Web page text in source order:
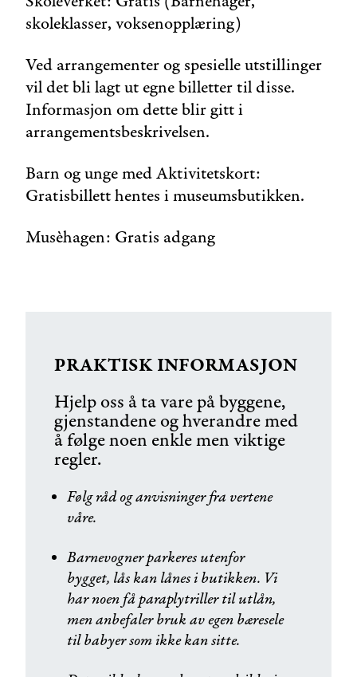
skoleklasser, voksenopplæring)
Ved arrangementer og spesielle utstillinger
vil det bli lagt ut egne billetter til disse.
Informasjon om dette blir gitt i
arrangementsbeskrivelsen.
Barn og unge med Aktivitetskort:
Gratisbillett hentes i museumsbutikken.
Musèhagen: Gratis adgang
PRAKTISK INFORMASJON
Hjelp oss å ta vare på byggene,
gjenstandene og hverandre med
å følge noen enkle men viktige
regler.
Følg råd og anvisninger fra vertene
våre.
Barnevogner parkeres utenfor
bygget, lås kan lånes i butikken. Vi
har noen få paraplytriller til utlån,
men anbefaler bruk av egen bæresele
til babyer som ikke kan sitte.